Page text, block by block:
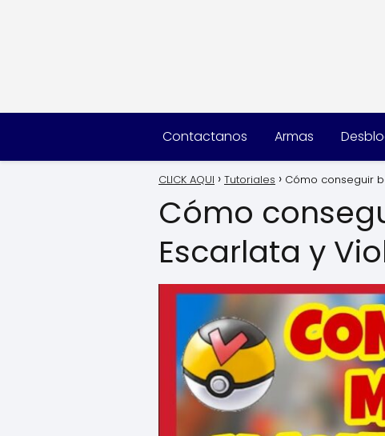
Contactanos Armas
CLICK AQUI Tutoriales Cómo conseguir
Cómo
Escarlata y